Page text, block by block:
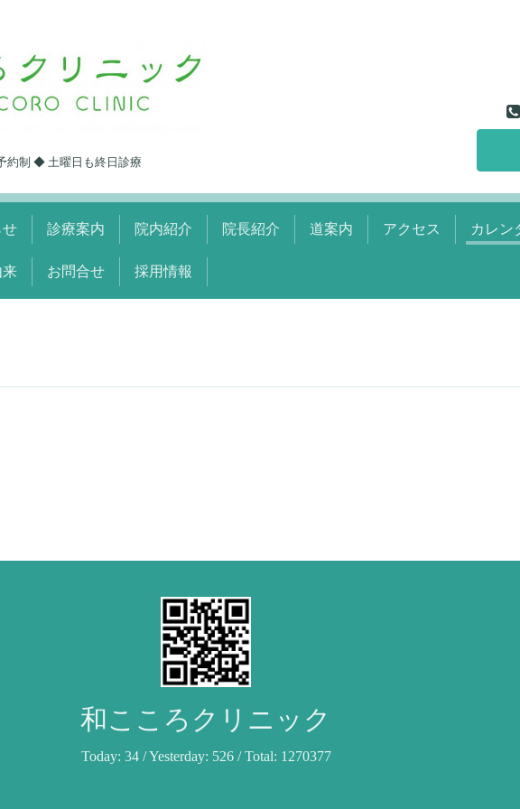
約制 ◆ 土曜日も終日診療
せ 診療案内 院内紹介 院長紹介 道案内 アクセス カレン
来 お問合せ 採用情報
和こころクリニック
Today: 34/ Yesterday: 526/ Total: 1270377